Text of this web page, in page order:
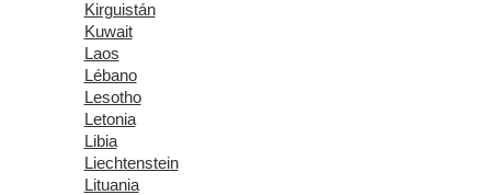
Kirguistán
Kuwait
Laos
Lébano
Lesotho
Letonia
Libia
Liechtenstein
Lituania